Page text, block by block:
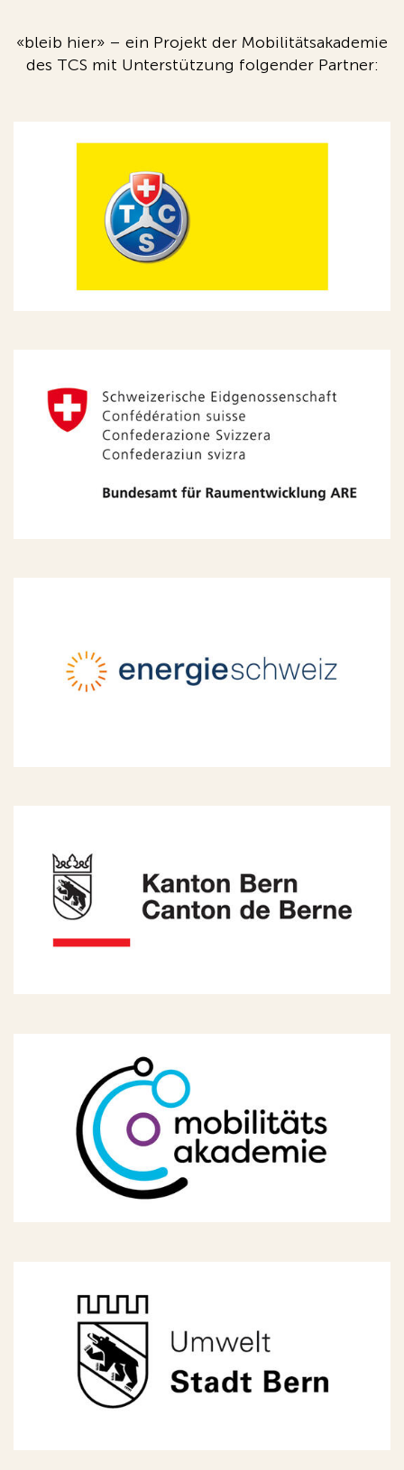
«bleib hier» – ein Projekt der Mobilitätsakademie
des TCS mit Unterstützung folgender Partner: